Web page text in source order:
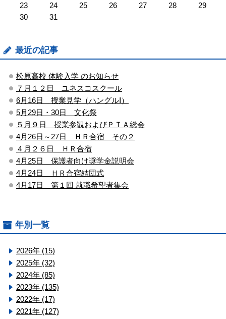
23
24 25 26 27 28
29
30
31
最近の記事
松原高校 体験入学 のお知らせ
７月１２日 ユネスコスクール
6月16日 授業見学（ハングルⅠ）
5月29日・30日 文化祭
５月９日 授業参観およびＰＴＡ総会
4月26日～27日 ＨＲ合宿 その２
４月２６日 ＨＲ合宿
4月25日 保護者向け奨学金説明会
4月24日 ＨＲ合宿結団式
4月17日 第１回 就職希望者集会
年別一覧
2026年 (15)
2025年 (32)
2024年 (85)
2023年 (135)
2022年 (17)
2021年 (127)